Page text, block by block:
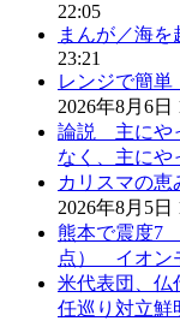
22:05
まんが／海を
23:21
レンジで簡
2026年8月6日
論説 主にや
なく、主にや
カリスマの
2026年8月5日
熊本で震度7
点） イオン
米代表団、
任巡り対立鮮